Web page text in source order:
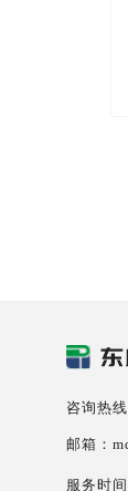
咨询热
邮箱：
服务时